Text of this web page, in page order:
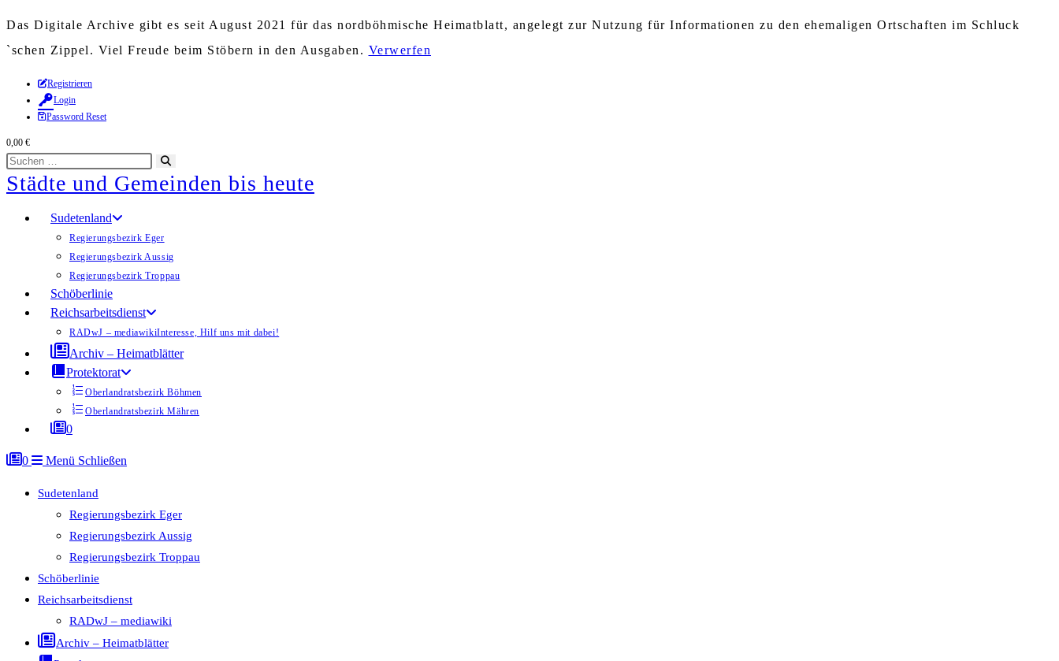
Das Digitale Archive gibt es seit August 2021 für das nordböhmische Heimatblatt, angelegt zur Nutzung für Informationen zu den ehemaligen Ortschaften im Schluck
`schen Zippel. Viel Freude beim Stöbern in den Ausgaben. Verwerfen
Zum
Inhalt
springen
Registrieren
Login
Password Reset
0,00 €
Diese
Website
durchsuchen
starten
Städte und Gemeinden bis heute
Sudetenland
Regierungsbezirk Eger
Regierungsbezirk Aussig
Regierungsbezirk Troppau
Schöberlinie
Reichsarbeitsdienst
RADwJ – mediawikiInteresse, Hilf uns mit dabei!
Archiv – Heimatblätter
Protektorat
Oberlandratsbezirk Böhmen
Oberlandratsbezirk Mähren
0
0 Menü Schließen
Sudetenland
Regierungsbezirk Eger
Regierungsbezirk Aussig
Regierungsbezirk Troppau
Schöberlinie
Reichsarbeitsdienst
RADwJ – mediawiki
Archiv – Heimatblätter